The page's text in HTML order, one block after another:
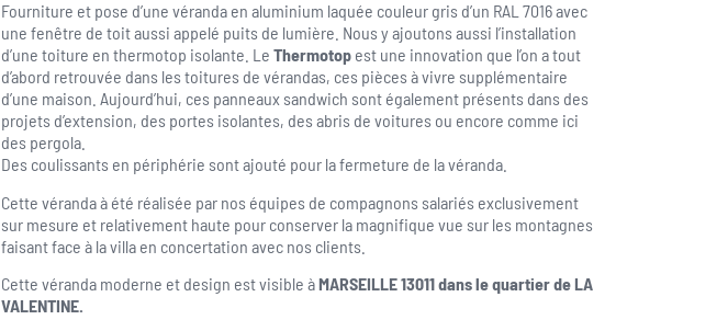
Fourniture et pose d’une véranda en aluminium laquée couleur gris d’un RAL 7016 avec
une fenêtre de toit aussi appelé puits de lumière. Nous y ajoutons aussi l’installation
d’une toiture en thermotop isolante. Le Thermotop est une innovation que l’on a tout
d’abord retrouvée dans les toitures de vérandas, ces pièces à vivre supplémentaire
d’une maison. Aujourd’hui, ces panneaux sandwich sont également présents dans des
projets d’extension, des portes isolantes, des abris de voitures ou encore comme ici
des pergola.
Des coulissants en périphérie sont ajouté pour la fermeture de la véranda.
Cette véranda à été réalisée par nos équipes de compagnons salariés exclusivement
sur mesure et relativement haute pour conserver la magnifique vue sur les montagnes
faisant face à la villa en concertation avec nos clients.
Cette véranda moderne et design est visible àMARSEILLE 13011 dans le quartier de LA
VALENTINE.